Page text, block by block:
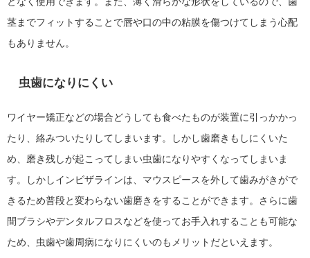
茎までフィットすることで唇や口の中の粘膜を傷つけてしまう心配
もありません。
虫歯になりにくい
ワイヤー矯正などの場合どうしても食べたものが装置に引っかかっ
たり、絡みついたりしてしまいます。しかし歯磨きもしにくいた
め、磨き残しが起こってしまい虫歯になりやすくなってしまいま
す。しかしインビザラインは、マウスピースを外して歯みがきがで
きるため普段と変わらない歯磨きをすることができます。さらに歯
間ブラシやデンタルフロスなどを使ってお手入れすることも可能な
ため、虫歯や歯周病になりにくいのもメリットだといえます。